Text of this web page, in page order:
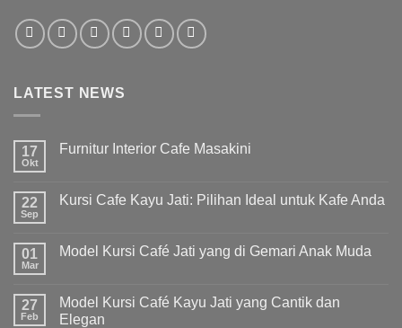
LATEST NEWS
17
Okt
Furnitur Interior Cafe Masakini
22
Sep
Kursi Cafe Kayu Jati: Pilihan Ideal untuk Kafe Anda
01
Mar
Model Kursi Café Jati yang di Gemari Anak Muda
27
Feb
Model Kursi Café Kayu Jati yang Cantik dan
Elegan